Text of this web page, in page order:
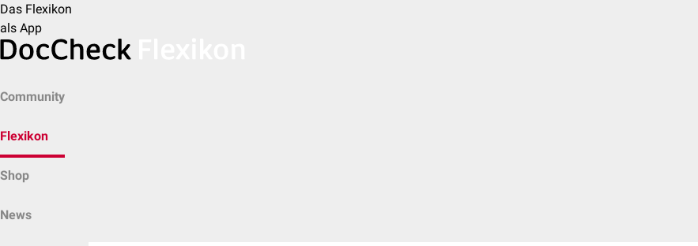
Das Flexikon
als App
Community
Flexikon
Shop
News